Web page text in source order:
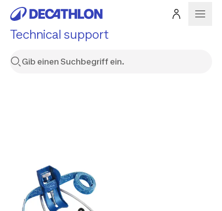
Technical support